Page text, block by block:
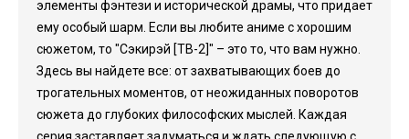
элементы фэнтези и исторической драмы, что придает
ему особый шарм. Если вы любите аниме с хорошим
сюжетом, то "Сэкирэй [ТВ-2]" – это то, что вам нужно.
Здесь вы найдете все: от захватывающих боев до
трогательных моментов, от неожиданных поворотов
сюжета до глубоких философских мыслей. Каждая